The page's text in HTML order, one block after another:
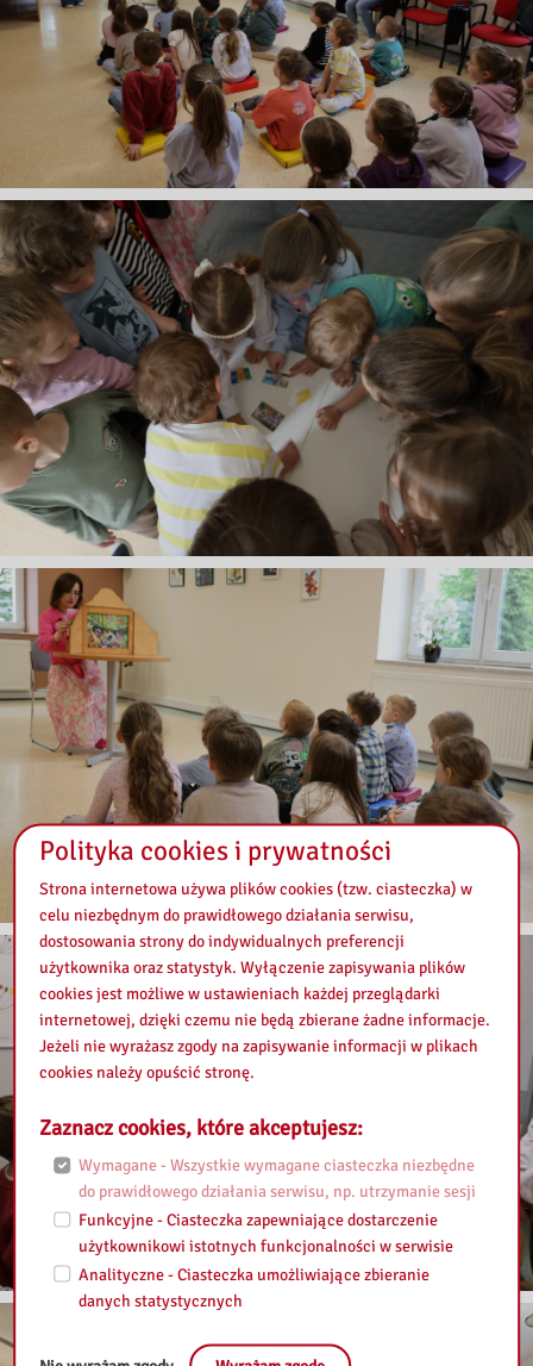
Polityka cookies i prywatności
Strona internetowa używa plików cookies (tzw. ciasteczka) w
celu niezbędnym do prawidłowego działania serwisu,
dostosowania strony do indywidualnych preferencji
użytkownika oraz statystyk. Wyłączenie zapisywania plików
cookies jest możliwe w ustawieniach każdej przeglądarki
internetowej, dzięki czemu nie będą zbierane żadne informacje.
Jeżeli nie wyrażasz zgody na zapisywanie informacji w plikach
cookies należy opuścić stronę.
Zaznacz cookies, które akceptujesz:
Wymagane - Wszystkie wymagane ciasteczka niezbędne
do prawidłowego działania serwisu, np. utrzymanie sesji
Funkcyjne - Ciasteczka zapewniające dostarczenie
użytkownikowi istotnych funkcjonalności w serwisie
Analityczne - Ciasteczka umożliwiające zbieranie
danych statystycznych